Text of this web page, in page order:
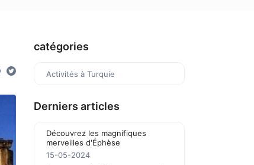
catégories
Activités à Turquie
Derniers articles
Découvrez les magnifiques
merveilles d'Éphèse
15-05-2024